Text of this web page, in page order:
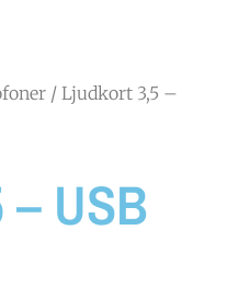
/ Ljudkort 3,5 –
USB